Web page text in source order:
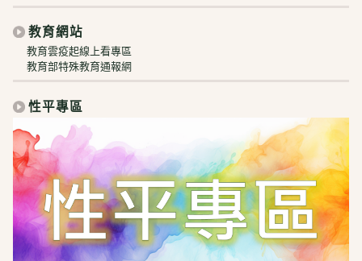
教育網站
教育雲疫起線上看專區
教育部特殊教育通報網
性平專區